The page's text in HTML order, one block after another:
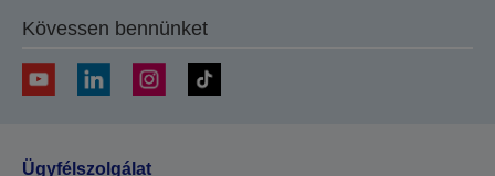
Kövessen bennünket
Ügyfélszolgálat